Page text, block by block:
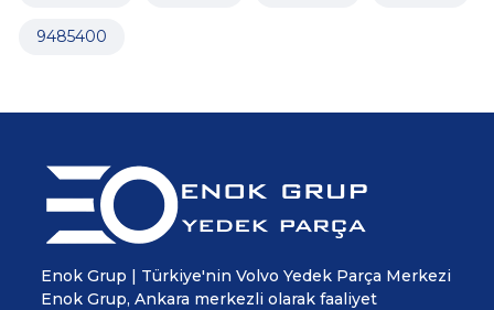
9485400
Enok Grup | Türkiye'nin Volvo Yedek Parça Merkezi
Enok Grup, Ankara merkezli olarak faaliyet